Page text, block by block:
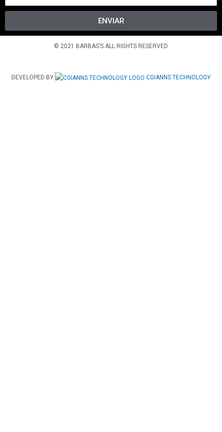
ENVIAR
© 2021 BARBAS’S ALL RIGHTS RESERVED
DEVELOPED BY CGIANNS TECHNOLOGY